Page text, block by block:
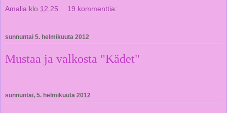
Amalia klo 12.25 19 kommenttia:
sunnuntai 5. helmikuuta 2012
Mustaa ja valkosta "Kädet"
sunnuntai, 5. helmikuuta 2012